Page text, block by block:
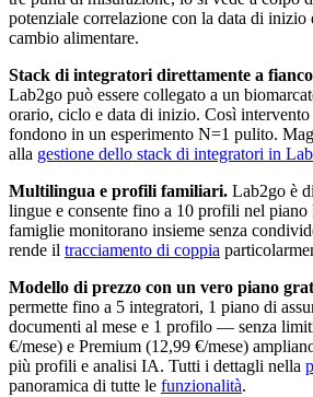
potenziale correlazione con la data di
cambio alimentare.
Stack di integratori direttamente a
Lab2go può essere collegato a un
orario, ciclo e data di inizio. Così intervento
fondono in un esperimento N=1 pulito.
alla gestione dello stack di integratori in
Multilingua e profili familiari. Lab2go è
lingue e consente fino a 10 profili nel piano
famiglie monitorano insieme senza
rende il tracciamento di coppia
Modello di prezzo con un vero piano
permette fino a 5 integratori, 1 piano di
documenti al mese e 1 profilo — senza
€/mese) e Premium (12,99 €/mese)
più profili e analisi IA. Tutti i dettagli nella
panoramica di tutte le funzionalità.